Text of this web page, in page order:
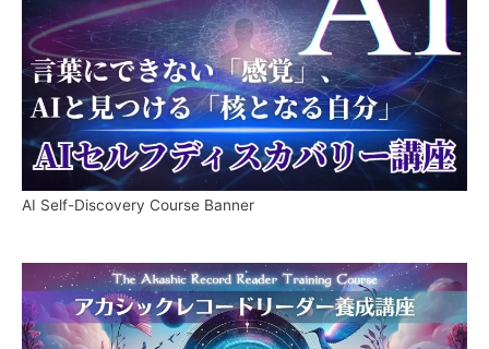
AI Self-Discovery Course Banner